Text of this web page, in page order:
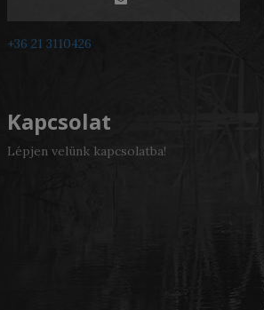
+36 21 3110426
Kapcsolat
Lépjen velünk kapcsolatba!